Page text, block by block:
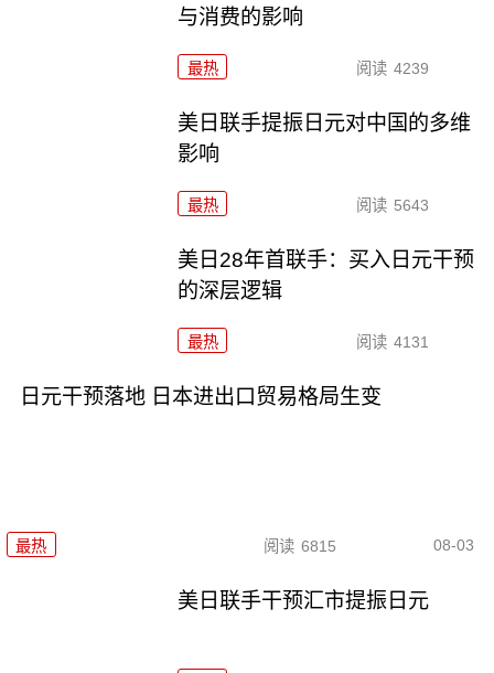
与消费的影响
最热 阅读 4239
美日联手提振日元对中国的多维
影响
最热 阅读 5643
美日28年首联手：买入日元干预
的深层逻辑
最热 阅读 4131
日元干预落地 日本进出口贸易格局生变
最热 阅读 6815 08-03
美日联手干预汇市提振日元